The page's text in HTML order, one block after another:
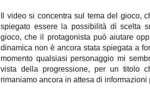
Il video si concentra sul tema del gioco,
spiegato essere la possibilità di scelta
gioco, che il protagonista può aiutare
dinamica non è ancora stata spiegata a
momento qualsiasi personaggio mi
vista della progressione, per un titolo
rimaniamo ancora in attesa di informazioni